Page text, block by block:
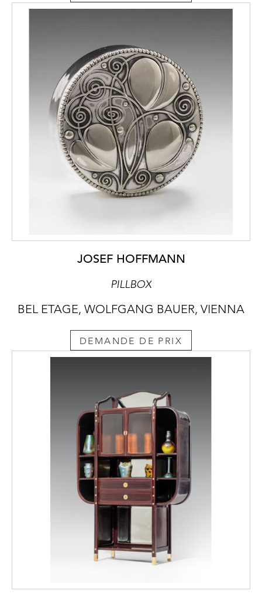
JOSEF HOFFMANN
PILLBOX
BEL ETAGE, WOLFGANG BAUER, VIENNA
DEMANDE DE PRIX